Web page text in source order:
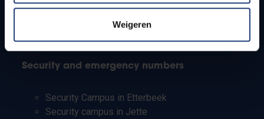
Weigeren
Teachers and secondary schools
Working students
Security and emergency numbers
Security Campus in Etterbeek
Security campus in Jette